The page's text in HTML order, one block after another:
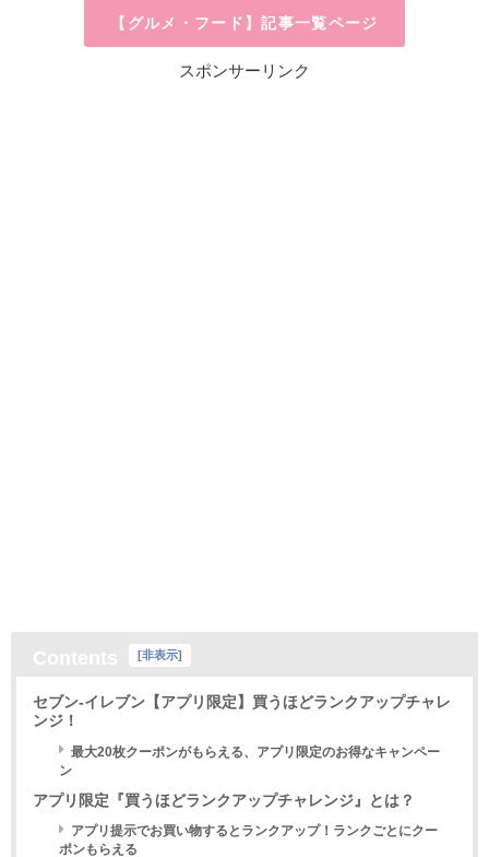
【グルメ・フード】記事一覧ページ
スポンサーリンク
非表示
セブン-イレブン【アプリ限定】買うほどランクアップチャレ
ンジ！
最大20枚クーポンがもらえる、アプリ限定のお得なキャンペー
ン
アプリ限定『買うほどランクアップチャレンジ』とは？
アプリ提示でお買い物するとランクアップ！ランクごとにクー
ポンもらえる